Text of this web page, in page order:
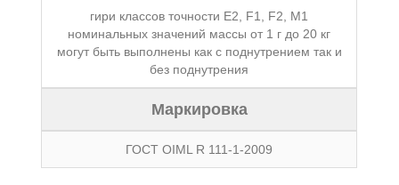
гири классов точности E2, F1, F2, M1
номинальных значений массы от 1 г до 20 кг
могут быть выполнены как с поднутрением так и
без поднутрения
Маркировка
ГОСТ OIML R 111-1-2009